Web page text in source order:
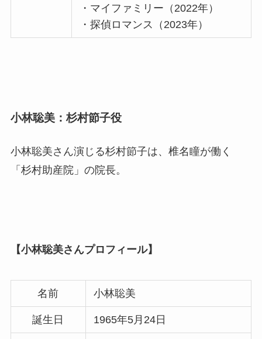
・マイファミリー（2022年）
・探偵ロマンス（2023年）
小林聡美：杉村節子役
小林聡美さん演じる杉村節子は、椎名瞳が働く
「杉村助産院」の院長。
【小林聡美さんプロフィール】
名前 小林聡美
誕生日 1965年5月24日